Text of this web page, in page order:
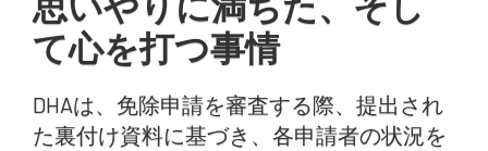
て心を打つ事情
DHAは、免除申請を審査する際、提出され
た裏付け資料に基づき、各申請者の状況を